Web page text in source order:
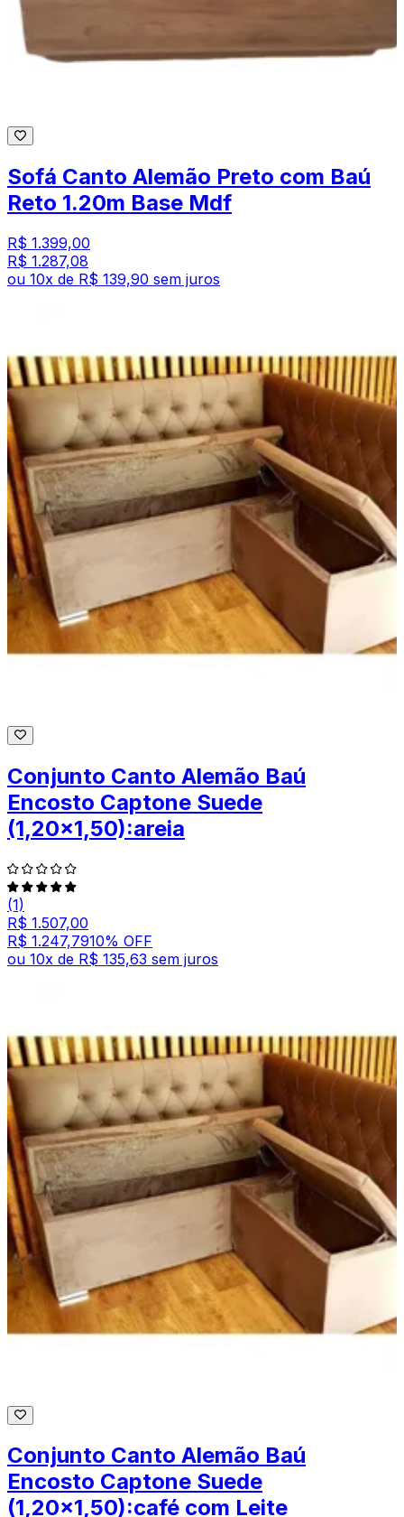
Sofá Canto Alemão Preto com Baú
Reto 1.20m Base Mdf
R$ 1.399,00
R$ 1.287,08
ou 10x de R$ 139,90 sem juros
Conjunto Canto Alemão Baú
Encosto Captone Suede
(1,20x1,50):areia
(1)
R$ 1.507,00
R$ 1.247,7910% OFF
ou 10x de R$ 135,63 sem juros
Conjunto Canto Alemão Baú
Encosto Captone Suede
(1,20x1,50):café com Leite